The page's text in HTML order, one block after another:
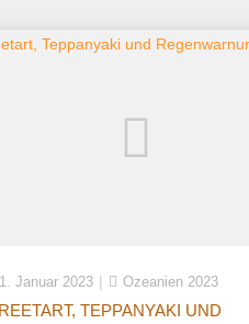
Januar 2023 Ozeanien 2023
TEPPANYAKI UND